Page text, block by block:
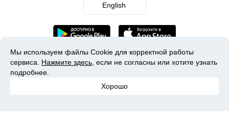
Мы используем файлы Cookie для корректной работы
сервиса. Нажмите здесь , если не согласны или хотите узнать
подробнее.
Хорошо
English